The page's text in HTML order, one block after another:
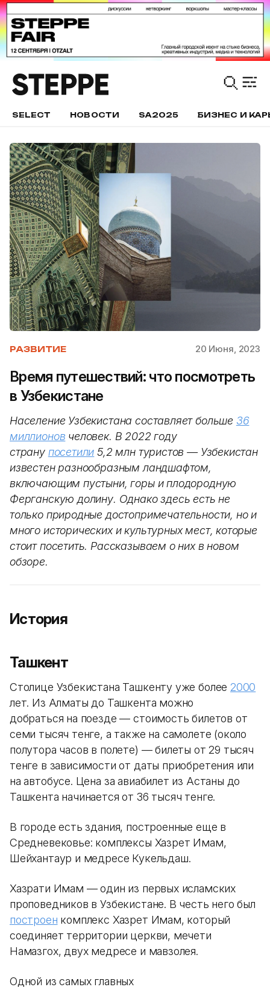
SELECT НОВОСТИ SA2025 БИЗНЕС И
РАЗВИТИЕ 20 Июня, 2023
Время путешествий: что посмотреть
в Узбекистане
Население Узбекистана составляет больше 36
миллионов человек. В 2022 году
страну посетили 5,2 млн туристов — Узбекистан
известен разнообразным ландшафтом,
включающим пустыни, горы и плодородную
Ферганскую долину. Однако здесь есть не
только природные достопримечательности, но и
много исторических и культурных мест, которые
стоит посетить. Рассказываем о них в новом
обзоре.
История
Ташкент
Столице Узбекистана Ташкенту уже более 2000
лет. Из Алматы до Ташкента можно
добраться на поезде — стоимость билетов от
семи тысяч тенге, а также на самолете (около
полутора часов в полете) — билеты от 29 тысяч
тенге в зависимости от даты приобретения или
на автобусе. Цена за авиабилет из Астаны до
Ташкента начинается от 36 тысяч тенге.
В городе есть здания, построенные еще в
Средневековье: комплексы Хазрет Имам,
Шейхантаур и медресе Кукельдаш.
Хазрати Имам — один из первых исламских
проповедников в Узбекистане. В честь него был
построен комплекс Хазрет Имам, который
соединяет территории церкви, мечети
Намазгох, двух медресе и мавзолея.
Одной из самых главных